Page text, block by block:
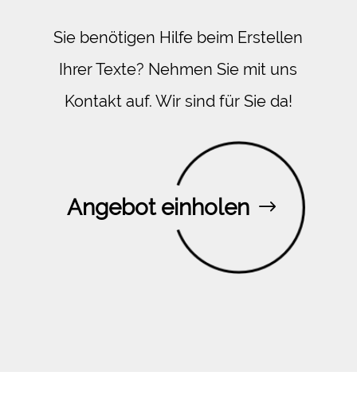
Sie benötigen Hilfe beim Erstellen
Ihrer Texte? Nehmen Sie mit uns
Kontakt auf. Wir sind für Sie da!
Angebot einholen